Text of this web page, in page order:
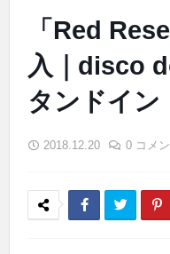
「Red
入｜disco
タンドイン
2018.12.20 0 コメン